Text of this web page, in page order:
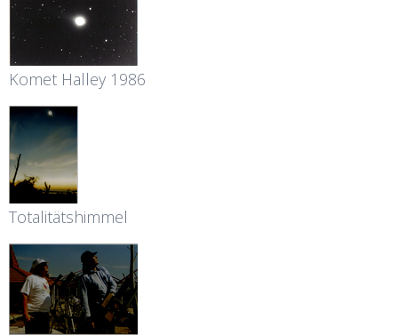
Komet Halley 1986
Totalitätshimmel